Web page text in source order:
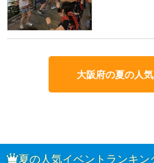
大阪府の夏の人
夏の人気イベントランキン